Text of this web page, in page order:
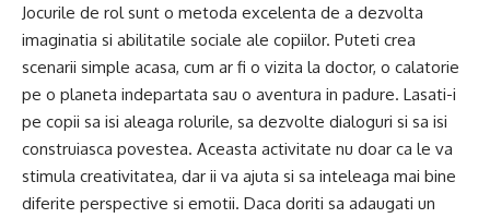
Jocurile de rol sunt o metoda excelenta de a dezvolta
imaginatia si abilitatile sociale ale copiilor. Puteti crea
scenarii simple acasa, cum ar fi o vizita la doctor, o calatorie
pe o planeta indepartata sau o aventura in padure. Lasati-i
pe copii sa isi aleaga rolurile, sa dezvolte dialoguri si sa isi
construiasca povestea. Aceasta activitate nu doar ca le va
stimula creativitatea, dar ii va ajuta si sa inteleaga mai bine
diferite perspective si emotii. Daca doriti sa adaugati un